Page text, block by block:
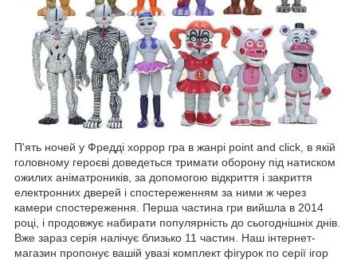
П'ять ночей у Фредді хоррор гра в жанрі point and click, в якій
головному героєві доведеться тримати оборону під натиском
ожилих аніматроників, за допомогою відкриття і закриття
електронних дверей і спостереженням за ними ж через
камери спостереження. Перша частина гри вийшла в 2014
році, і продовжує набирати популярність до сьогоднішніх днів.
Вже зараз серія налічує близько 11 частин. Наш інтернет-
магазин пропонує вашій увазі комплект фігурок по серії ігор